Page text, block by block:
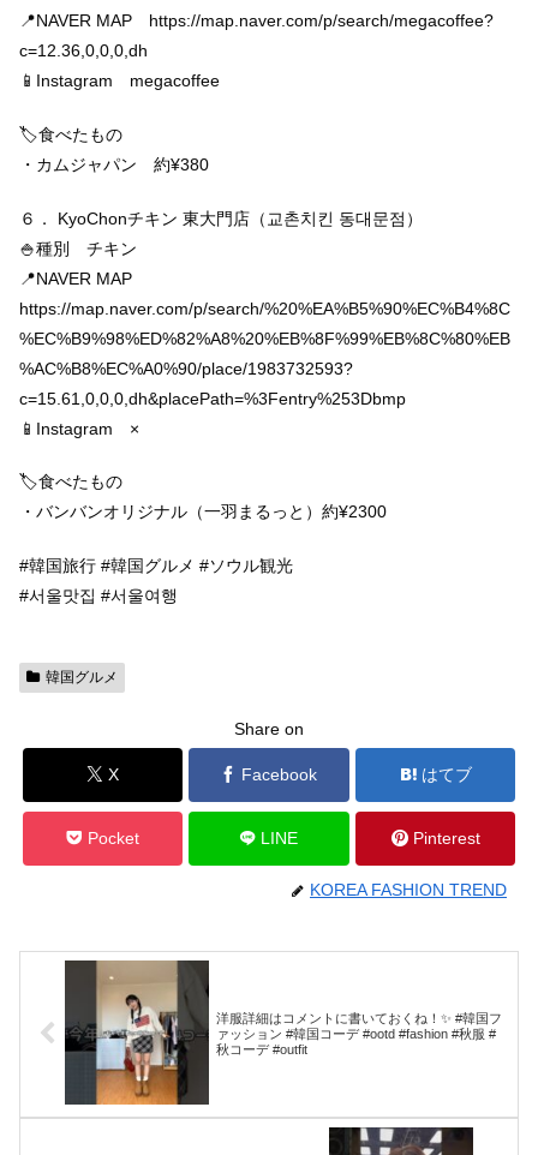
📍NAVER MAP https://map.naver.com/p/search/megacoffee?
c=12.36,0,0,0,dh
📱Instagram megacoffee
🏷食べたもの
・カムジャパン 約¥380
６． KyoChonチキン 東大門店（교촌치킨 동대문점）
🍚種別 チキン
📍NAVER MAP
https://map.naver.com/p/search/%20%EA%B5%90%EC%B4%8C
%EC%B9%98%ED%82%A8%20%EB%8F%99%EB%8C%80%EB
%AC%B8%EC%A0%90/place/1983732593?
c=15.61,0,0,0,dh&placePath=%3Fentry%253Dbmp
📱Instagram ×
🏷食べたもの
・バンバンオリジナル（一羽まるっと）約¥2300
#韓国旅行 #韓国グルメ #ソウル観光
#서울맛집 #서울여행
韓国グルメ
Share on
X Facebook はてブ
Pocket LINE Pinterest
KOREA FASHION TREND
洋服詳細はコメントに書いておくね！✨ #韓国フ
ァッション #韓国コーデ #ootd #fashion #秋服 #
秋コーデ #outfit